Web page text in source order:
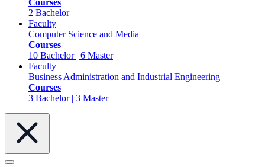
Courses
2 Bachelor
Faculty
Computer Science and Media
Courses
10 Bachelor | 6 Master
Faculty
Business Administration and Industrial Engineering
Courses
3 Bachelor | 3 Master